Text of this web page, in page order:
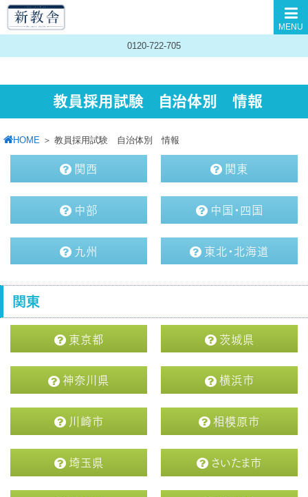
MENU
0120-722-705
教員採用試験 自治体別 情報
HOME ＞ 教員採用試験 自治体別 情報
関西 関東
中部 中国・四国
九州 東北・北海道
関東
東京都 茨城県
神奈川県 横浜市
川崎市 相模原市
埼玉県 さいたま市